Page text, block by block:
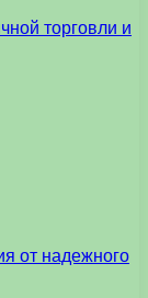
торговли и
от надежного